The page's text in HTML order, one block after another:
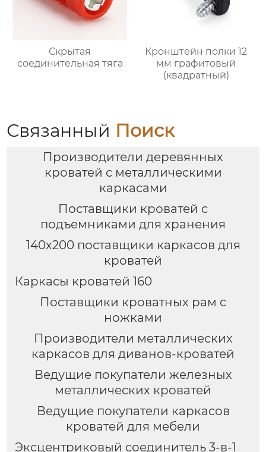
Скрытая
соединительная тяга
Кронштейн полки 12
мм графитовый
(квадратный)
Связанный Поиск
Производители деревянных
кроватей с металлическими
каркасами
Поставщики кроватей с
подъемниками для хранения
140х200 поставщики каркасов для
кроватей
Каркасы кроватей 160
Поставщики кроватных рам с
ножками
Производители металлических
каркасов для диванов-кроватей
Ведущие покупатели железных
металлических кроватей
Ведущие покупатели каркасов
кроватей для мебели
Эксцентриковый соединитель 3-в-1